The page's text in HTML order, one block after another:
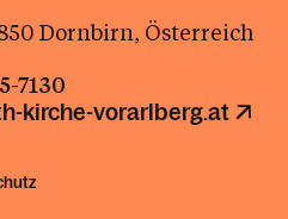
Dornbirn, Österreich
7130
kirche-vorarlberg.at